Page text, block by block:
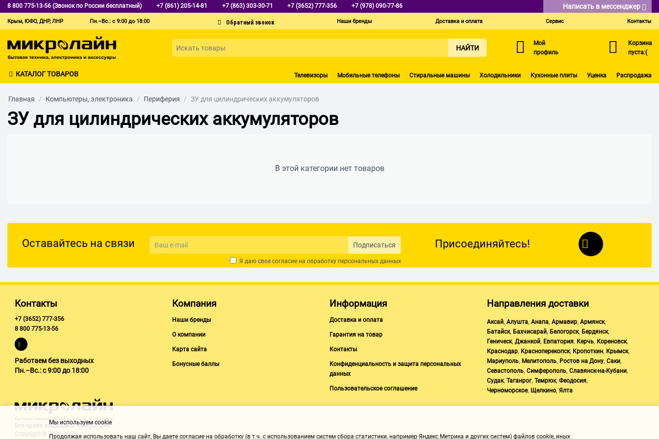
8 800 775-13-56 (Звонок по России бесплатный) +7 (861) 205-14-81 +7 (863) 303-30-71 +7 (3652) 777-356 +7 (978) 090-77-86 Написать в мессенджер
Крым, ЮФО, ДНР, ЛНР Пн.–Вс.: с 9:00 до 18:00 Наши бренды Доставка и оплата Сервис Контакты
НАЙТИ
Мой
профиль
Корзина
пуста:(
КАТАЛОГ ТОВАРОВ Телевизоры Мобильные телефоны Стиральные машины Холодильники Кухонные плиты Уценка Распродажа
Главная / Компьютеры, электроника / Периферия / ЗУ для цилиндрических аккумуляторов
ЗУ для цилиндрических аккумуляторов
В этой категории нет товаров
Оставайтесь на связи Подписаться
Я даю свое согласие на обработку персональных данных
Присоединяйтесь!
Контакты
+7 (3652) 777-356
8 800 775-13-56
Работаем без выходных
Пн.–Вс.: с 9:00 до 18:00
Компания
Наши бренды
О компании
Карта сайта
Бонусные баллы
Информация
Доставка и оплата
Гарантия на товар
Контакты
Конфиденциальность и защита персональных
данных
Пользовательское соглашение
Направления доставки
Аксай, Алушта, Анапа, Армавир, Армянск,
Батайск, Бахчисарай, Белогорск, Бердянск,
Геническ, Джанкой, Евпатория, Керчь, Кореновск,
Краснодар, Красноперекопск, Кропоткин, Крымск,
Мариуполь, Мелитополь, Ростов на Дону, Саки,
Севастополь, Симферополь, Славянск-на-Кубани,
Судак, Таганрог, Темрюк, Феодосия,
Черноморское, Щелкино, Ялта
Все права защищены "Микролайн"
Copyright © 2002-2026
Мы используем cookie
Продолжая использовать наш cайт, Вы даете согласие на обработку (в т.ч. с использованием систем сбора статистики, например Яндекс.Метрика и других систем) файлов cookie, иных